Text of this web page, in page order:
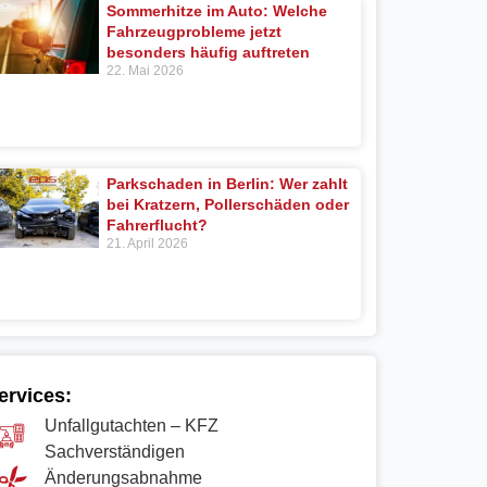
Sommerhitze im Auto: Welche
Fahrzeugprobleme jetzt
besonders häufig auftreten
22. Mai 2026
Parkschaden in Berlin: Wer zahlt
bei Kratzern, Pollerschäden oder
Fahrerflucht?
21. April 2026
Unfallgutachten – KFZ
Sachverständigen
Änderungsabnahme